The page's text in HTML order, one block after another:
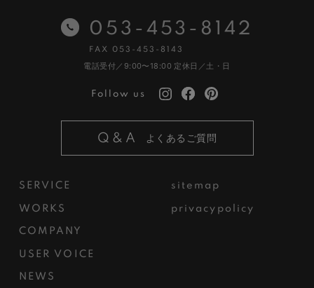
SERVICE
WORKS
COMPANY
USER VOICE
NEWS
sitemap
privacypolicy
053-453-8142
FAX 053-453-8143
電話受付／9:00〜18:00 定休日／土・日
Follow us
Q&A よくあるご質問